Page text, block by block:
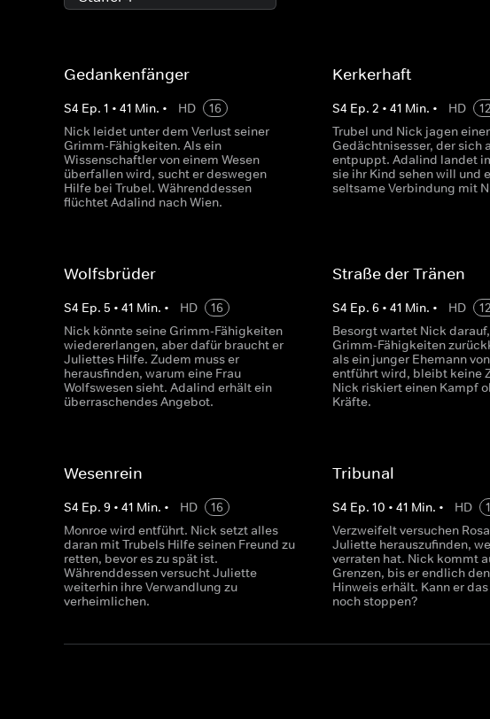
Gedankenfänger
S4 Ep. 1 • 41 Min. • HD
16
Nick leidet unter dem Verlust seiner
Grimm-Fähigkeiten. Als ein
Wissenschaftler von einem Wesen
überfallen wird, sucht er deswegen
Hilfe bei Trubel. Währenddessen
flüchtet Adalind nach Wien.
Kerkerhaft
S4 Ep.2 •41 Min. • HD
12
Trubel und Nick jagen
Gedächtnisesser, der sich
entpuppt. Adalind landet
sie ihr Kind sehen will und
seltsame Verbindung mit
Wolfsbrüder
S4 Ep. 5 • 41 Min. • HD
16
Nick könnte seine Grimm-Fähigkeiten
wiedererlangen, aber dafür braucht er
Juliettes Hilfe. Zudem muss er
herausfinden, warum eine Frau
Wolfswesen sieht. Adalind erhält ein
überraschendes Angebot.
Straße der Tränen
S4 Ep.6 •41 Min. • HD
12
Besorgt wartet Nick
Grimm-Fähigkeiten
als ein junger Ehemann
entführt wird, bleibt keine
Nick riskiert einen Kampf
Kräfte.
Wesenrein
S4 Ep. 9 • 41 Min. • HD
16
Monroe wird entführt. Nick setzt alles
daran mit Trubels Hilfe seinen Freund zu
retten, bevor es zu spät ist.
Währenddessen versucht Juliette
weiterhin ihre Verwandlung zu
verheimlichen.
Tribunal
S4 Ep.10 •41 Min. • HD
Verzweifelt versuchen
Juliette herauszufinden,
verraten hat. Nick kommt
Grenzen, bis er endlich
Hinweis erhält. Kann er
noch stoppen?